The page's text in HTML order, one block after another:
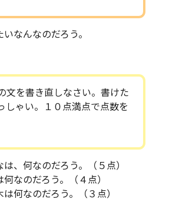
なんなのだろう。
文を書き直しなさい。書けた
しゃい。１０点満点で点数を
は、何なのだろう。（５点）
なのだろう。（４点）
は何なのだろう。（３点）